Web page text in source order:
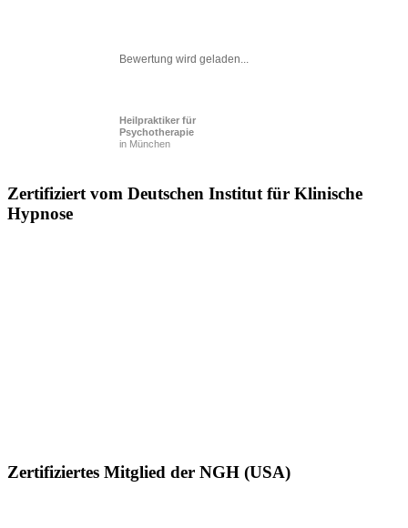
Bewertung wird geladen...
Heilpraktiker für
Psychotherapie
in München
Zertifiziert vom Deutschen Institut für Klinische
Hypnose
Zertifiziertes Mitglied der NGH (USA)